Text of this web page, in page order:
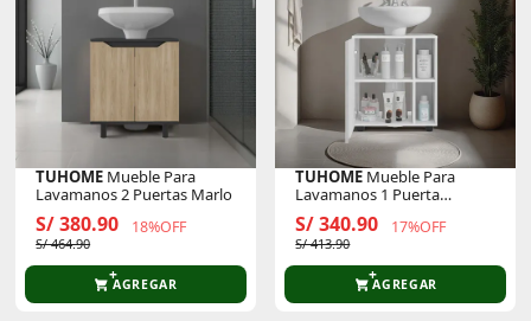
TUHOME Mueble Para
Lavamanos 2 Puertas Marlo
S/ 380.90 18%OFF
S/ 464.90
AGREGAR
TUHOME Mueble Para
Lavamanos 1 Puerta
Pascuale
S/ 340.90 17%OFF
S/ 413.90
AGREGAR